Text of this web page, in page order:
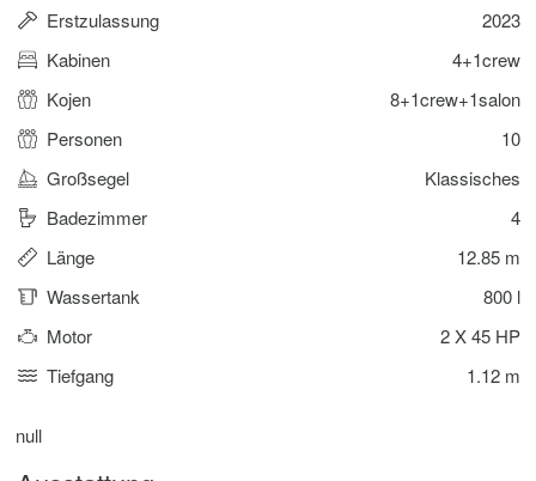
Erstzulassung
2023
Kabinen
4+1crew
Kojen
8+1crew+1salon
Personen
10
Großsegel
Klassisches
Badezimmer
4
Länge
12.85 m
Wassertank
800 l
Motor
2 X 45 HP
Tiefgang
1.12 m
null